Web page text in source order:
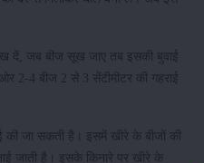
दें, जब बीज सूख जाए तब इसकी बुवाई
2-4 बीज 2 से 3 सेंटीमीटर की गहराई
की जा सकती है। इसमें खीरे के बीजों की
जाती है। इसके किनारे पर खीरे के